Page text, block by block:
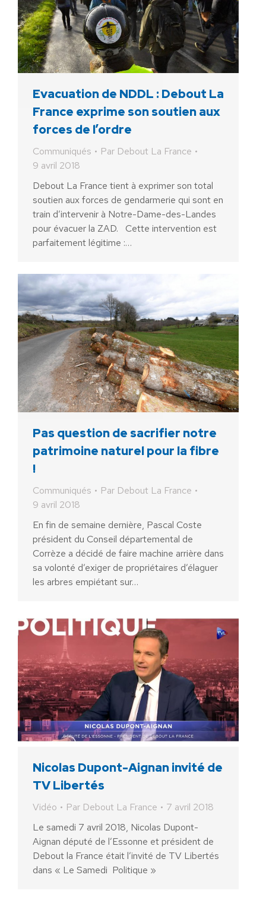
Evacuation de NDDL : Debout La
France exprime son soutien aux
forces de l’ordre
Communiqués Par Debout La France
9 avril 2018
Debout La France tient à exprimer son total
soutien aux forces de gendarmerie qui sont en
train d’intervenir à Notre-Dame-des-Landes
pour évacuer la ZAD. Cette intervention est
parfaitement légitime :…
Pas question de sacrifier notre
patrimoine naturel pour la fibre
!
Communiqués Par Debout La France
9 avril 2018
En fin de semaine dernière, Pascal Coste
président du Conseil départemental de
Corrèze a décidé de faire machine arrière dans
sa volonté d’exiger de propriétaires d’élaguer
les arbres empiétant sur…
Nicolas Dupont-Aignan invité de
TV Libertés
Vidéo Par Debout La France
7 avril 2018
Le samedi 7 avril 2018, Nicolas Dupont-
Aignan député de l’Essonne et président de
Debout la France était l’invité de TV Libertés
dans « Le Samedi Politique »